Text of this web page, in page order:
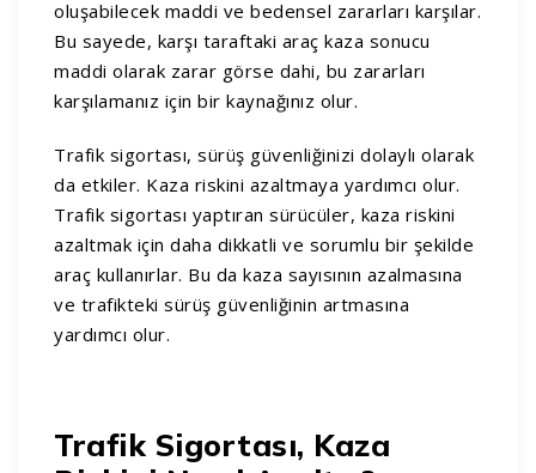
oluşabilecek maddi ve bedensel zararları karşılar.
Bu sayede, karşı taraftaki araç kaza sonucu
maddi olarak zarar görse dahi, bu zararları
karşılamanız için bir kaynağınız olur.
Trafik sigortası, sürüş güvenliğinizi dolaylı olarak
da etkiler. Kaza riskini azaltmaya yardımcı olur.
Trafik sigortası yaptıran sürücüler, kaza riskini
azaltmak için daha dikkatli ve sorumlu bir şekilde
araç kullanırlar. Bu da kaza sayısının azalmasına
ve trafikteki sürüş güvenliğinin artmasına
yardımcı olur.
Trafik Sigortası, Kaza